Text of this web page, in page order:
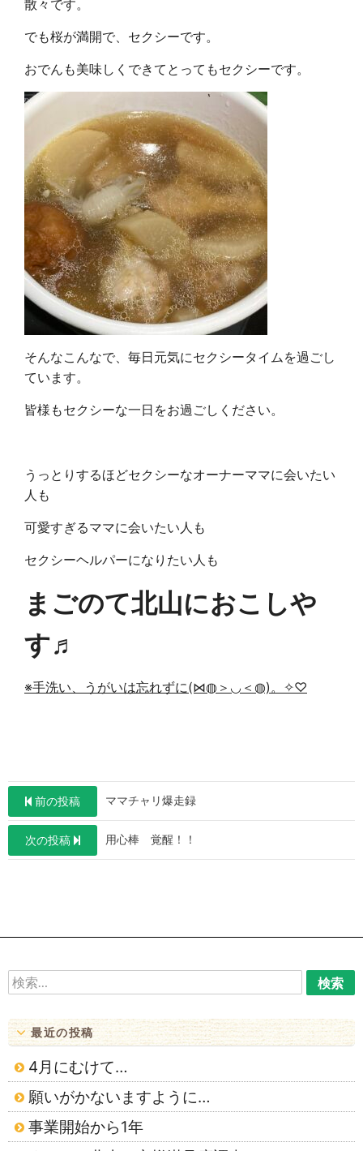
散々です。
でも桜が満開で、セクシーです。
おでんも美味しくできてとってもセクシーです。
そんなこんなで、毎日元気にセクシータイムを過ごし
ています。
皆様もセクシーな一日をお過ごしください。
うっとりするほどセクシーなオーナーママに会いたい
人も
可愛すぎるママに会いたい人も
セクシーヘルパーになりたい人も
まごのて北山におこしや
す♬
※手洗い、うがいは忘れずに(⋈◍＞◡＜◍)。✧♡
投
稿
ナ
ョ
前の投稿 ママチャリ爆走録
次の投稿 用心棒 覚醒！！
検
索:
最近の投稿
4月にむけて…
願いがかないますように…
事業開始から1年